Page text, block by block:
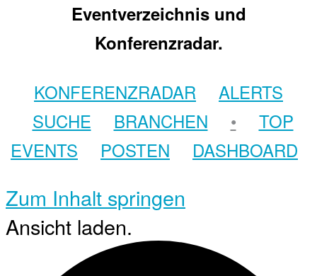
Eventverzeichnis und
Konferenzradar.
KONFERENZRADAR
ALERTS
SUCHE
BRANCHEN •
TOP
EVENTS
POSTEN DASHBOARD
Zum Inhalt springen
Ansicht laden.